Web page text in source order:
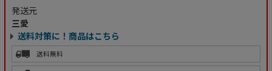
発送元
三愛
送料対策に！商品はこちら
送料無料